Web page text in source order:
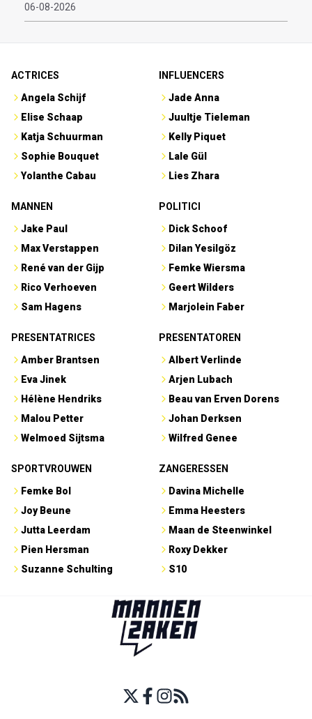
06-08-2026
ACTRICES
Angela Schijf
Elise Schaap
Katja Schuurman
Sophie Bouquet
Yolanthe Cabau
INFLUENCERS
Jade Anna
Juultje Tieleman
Kelly Piquet
Lale Gül
Lies Zhara
MANNEN
Jake Paul
Max Verstappen
René van der Gijp
Rico Verhoeven
Sam Hagens
POLITICI
Dick Schoof
Dilan Yesilgöz
Femke Wiersma
Geert Wilders
Marjolein Faber
PRESENTATRICES
Amber Brantsen
Eva Jinek
Hélène Hendriks
Malou Petter
Welmoed Sijtsma
PRESENTATOREN
Albert Verlinde
Arjen Lubach
Beau van Erven Dorens
Johan Derksen
Wilfred Genee
SPORTVROUWEN
Femke Bol
Joy Beune
Jutta Leerdam
Pien Hersman
Suzanne Schulting
ZANGERESSEN
Davina Michelle
Emma Heesters
Maan de Steenwinkel
Roxy Dekker
S10